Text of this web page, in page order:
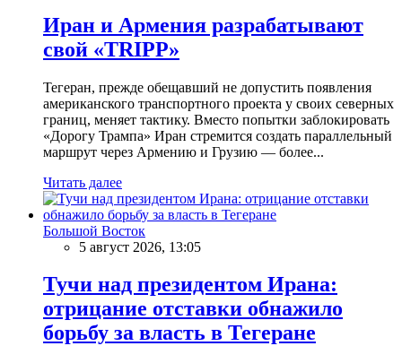
Иран и Армения разрабатывают
свой «TRIPP»
Тегеран, прежде обещавший не допустить появления
американского транспортного проекта у своих северных
границ, меняет тактику. Вместо попытки заблокировать
«Дорогу Трампа» Иран стремится создать параллельный
маршрут через Армению и Грузию — более...
Читать далее
Большой Восток
5 август 2026, 13:05
Тучи над президентом Ирана:
отрицание отставки обнажило
борьбу за власть в Тегеране